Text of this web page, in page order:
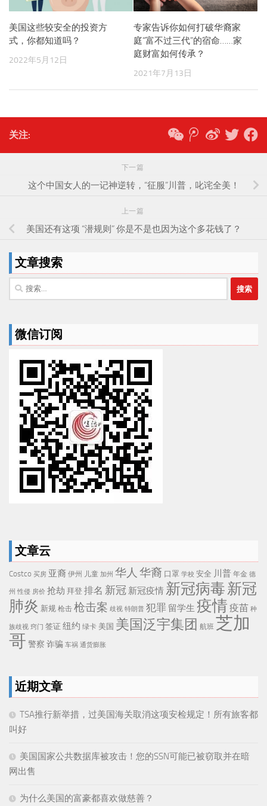
美国这些较安全的投资方
式，你都知道吗？
2022年5月12日
专家告诉你如何打破华裔家
庭“富不过三代”的宿命……家
庭财富如何传承？
2021年7月13日
关注:
下一篇
这个中国女人的一记神逆转，“征服”川普，叱诧全美！
上一篇
美国还有这项 “潜规则” 你是不是也因为这个多花钱了？
文章搜索
搜
索：
微信订阅
文章云
Costco 买房 亚裔 伊州 儿童 加州 华人 华裔 口罩 学校 安全 川普 年金 德
州 性侵 房价 抢劫 拜登 排名 新冠 新冠疫情新冠病毒新冠
肺炎 新规 枪击 枪击案 歧视 特朗普 犯罪 留学生 疫情 疫苗 种
族歧视 窍门 签证 纽约 绿卡 美国 美国泛宇集团 航班 芝加
哥 警察 诈骗 车祸 通货膨胀
近期文章
TSA推行新举措，过美国海关取消这项安检规定！所有旅客都
叫好
美国国家公共数据库被攻击！您的SSN可能已被窃取并在暗
网出售
为什么美国的富豪都喜欢做慈善？